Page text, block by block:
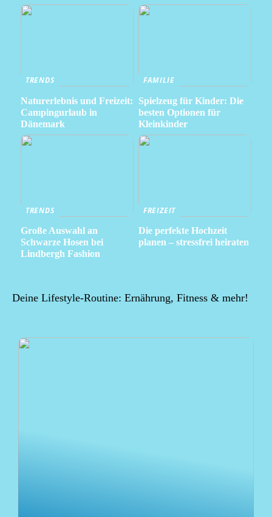
TRENDS
Naturerlebnis und Freizeit:
Campingurlaub in
Dänemark
FAMILIE
Spielzeug für Kinder: Die
besten Optionen für
Kleinkinder
TRENDS
Große Auswahl an
Schwarze Hosen bei
Lindbergh Fashion
FREIZEIT
Die perfekte Hochzeit
planen – stressfrei heiraten
Deine Lifestyle-Routine: Ernährung, Fitness & mehr!